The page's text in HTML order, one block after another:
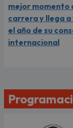
mejor momento
carrera y llega a
el año de su
internacional